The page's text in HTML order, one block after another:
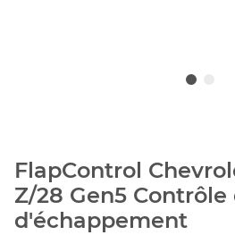
FlapControl
Z/28 Gen5
d'échappement